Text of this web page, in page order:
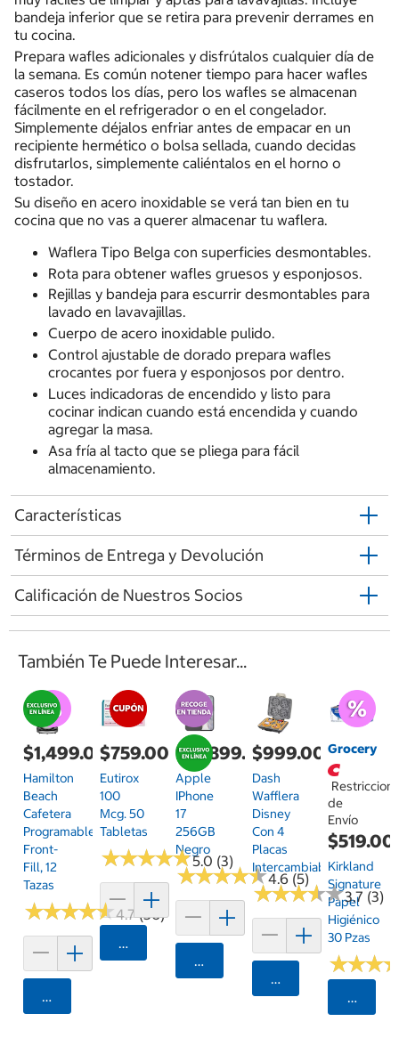
bandeja inferior que se retira para prevenir derrames en
tu cocina.
Prepara wafles adicionales y disfrútalos cualquier día de
la semana. Es común notener tiempo para hacer wafles
caseros todos los días, pero los wafles se almacenan
fácilmente en el refrigerador o en el congelador.
Simplemente déjalos enfriar antes de empacar en un
recipiente hermético o bolsa sellada, cuando decidas
disfrutarlos, simplemente caliéntalos en el horno o
tostador.
Su diseño en acero inoxidable se verá tan bien en tu
cocina que no vas a querer almacenar tu waflera.
Waflera Tipo Belga con superficies desmontables.
Rota para obtener wafles gruesos y esponjosos.
Rejillas y bandeja para escurrir desmontables para
lavado en lavavajillas.
Cuerpo de acero inoxidable pulido.
Control ajustable de dorado prepara wafles
crocantes por fuera y esponjosos por dentro.
Luces indicadoras de encendido y listo para
cocinar indican cuando está encendida y cuando
agregar la masa.
Asa fría al tacto que se pliega para fácil
almacenamiento.
Características
Términos de Entrega y Devolución
Calificación de Nuestros Socios
También Te Puede Interesar...
$1,499.00
Hamilton
Beach
Cafetera
Programable
Front-
Fill, 12
Tazas
★★★★★
★★★★★4.7 (36)
Agregar
$759.00
Eutirox
100
Mcg. 50
Tabletas
★★★★★
★★★★★5.0 (3)
Agregar
$19,899.00
Apple
IPhone
17
256GB
Negro
★★★★★
★★★★★4.6 (5)
Agregar
$999.00
Dash
Wafflera
Disney
Con 4
Placas
Intercambiables
★★★★★
★★★★★3.7 (3)
Agregar
Grocery
de
Envío
$519.00
Kirkland
Signature
Papel
Higiénico
30 Pzas
★★★
★★★